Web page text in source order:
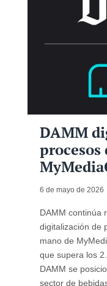
DAMM
procesos
6 de mayo de 2026
DAMM continúa
digitalización de
mano de
que supera los
DAMM se
sector de